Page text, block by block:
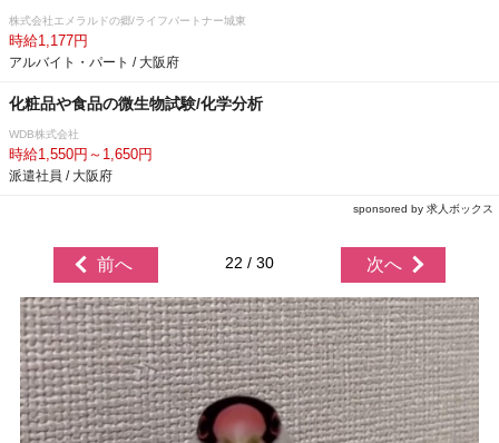
株式会社エメラルドの郷/ライフパートナー城東
時給1,177円
アルバイト・パート / 大阪府
化粧品や食品の微生物試験/化学分析
WDB株式会社
時給1,550円～1,650円
派遣社員 / 大阪府
sponsored by 求人ボックス
前へ 22 / 30 次へ